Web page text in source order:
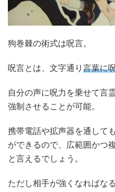
狗巻棘の術式は呪言。
呪言とは、文字通り 言葉に
自分の声に呪力を乗せて言
強制させることが可能。
携帯電話や拡声器を通して
ができるので、広範囲かつ
と言えるでしょう。
ただし相手が強くなればな